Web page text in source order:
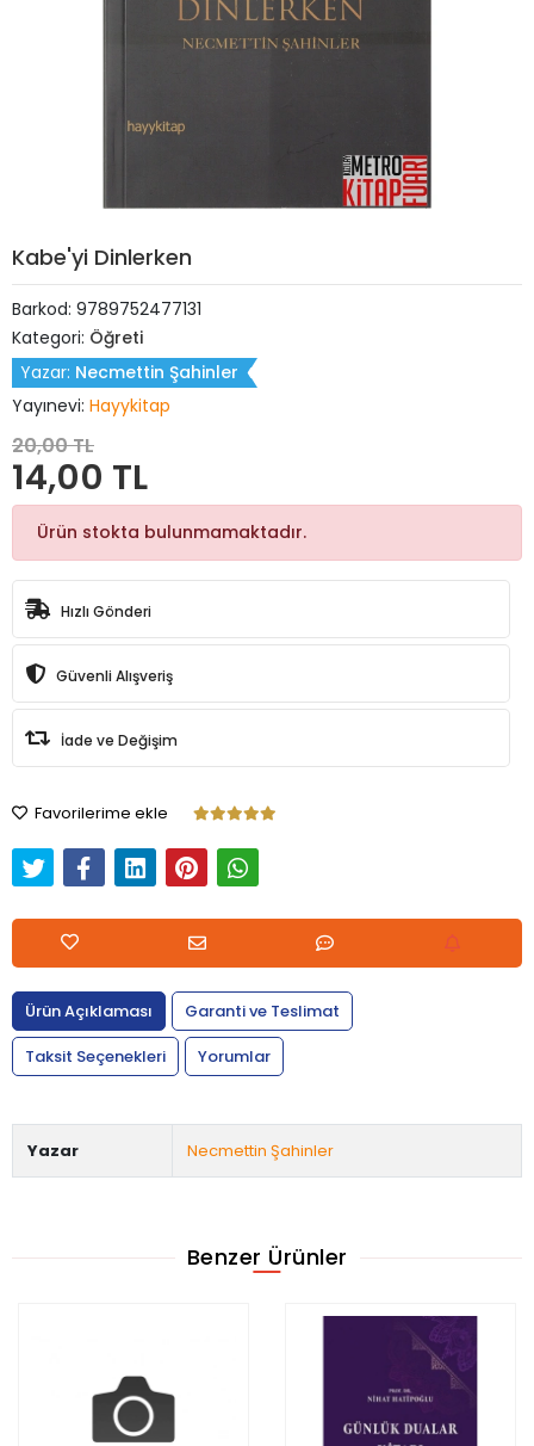
Kabe'yi Dinlerken
Barkod: 9789752477131
Kategori: Öğreti
Yazar: Necmettin Şahinler
Yayınevi: Hayykitap
20,00 TL
14,00 TL
Ürün stokta bulunmamaktadır.
Hızlı Gönderi
Güvenli Alışveriş
İade ve Değişim
Favorilerime ekle
Ürün Açıklaması
Garanti ve Teslimat
Taksit Seçenekleri
Yorumlar
Yazar Necmettin Şahinler
Benzer Ürünler